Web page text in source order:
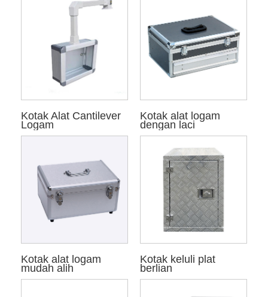
Kotak Alat Cantilever
Logam
Kotak alat logam
dengan laci
Kotak alat logam
mudah alih
Kotak keluli plat
berlian